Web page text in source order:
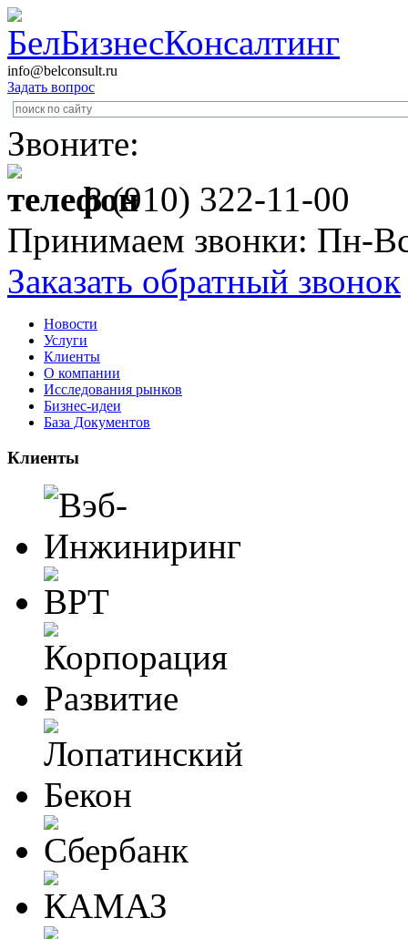
info@belconsult.ru
Задать вопрос
Звоните:
8 (910) 322-11-00
Принимаем звонки: Пн-
Заказать обратный звонок
Новости
Услуги
Клиенты
О компании
Исследования рынков
Бизнес-идеи
База Документов
Клиенты